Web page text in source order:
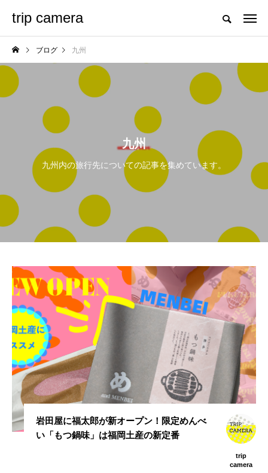
trip camera
ブログ 九州
九州
九州内の旅行先についての記事を集めています。
岩田屋に福太郎が新オープン！限定めんべ
い「もつ鍋味」は福岡土産の新定番
trip
camera